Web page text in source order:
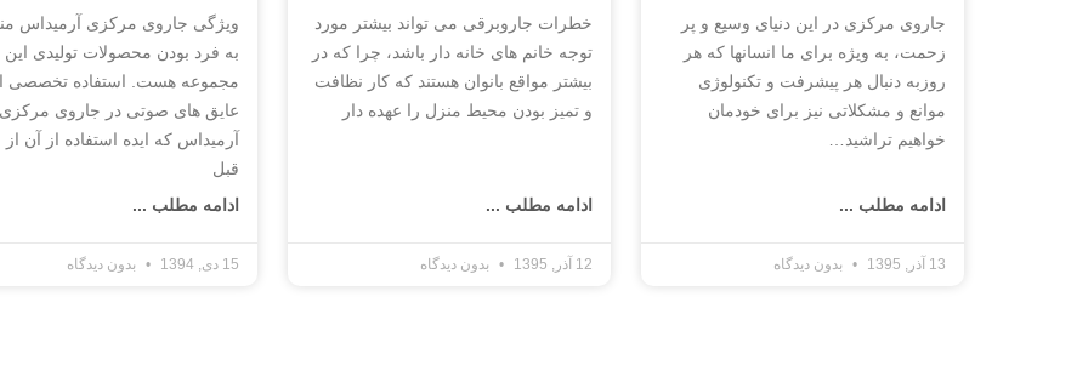
جاروی مرکزی در این دنیای وسیع و پر
زحمت، به ویژه برای ما انسانها که هر
روزبه دنبال هر پیشرفت و تکنولوژی
موانع و مشکلاتی نیز برای خودمان
خواهیم تراشید…
ادامه مطلب ...
13 آذر, 1395 بدون دیدگاه
خطرات جاروبرقی می تواند بیشتر مورد
توجه خانم های خانه دار باشد، چرا که در
بیشتر مواقع بانوان هستند که کار نظافت
و تمیز بودن محیط منزل را عهده دار
ادامه مطلب ...
12 آذر, 1395 بدون دیدگاه
ویژگی جاروی مرکزی آرمیداس
به فرد بودن محصولات تولیدی این
مجموعه هست. استفاده تخصصی
عایق های صوتی در جاروی مرکزی
آرمیداس که ایده استفاده از آن از
قبل
ادامه مطلب ...
15 دی, 1394 بدون دیدگاه